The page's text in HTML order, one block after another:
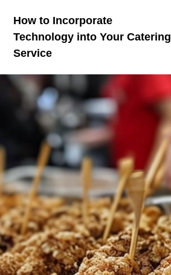
How to Incorporate
Technology into Your Catering
Service